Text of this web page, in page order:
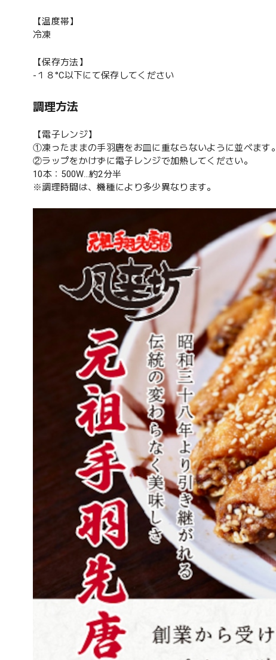
【温度帯】
冷凍
【保存方法】
-１８°C以下にて保存してください
調理方法
【電子レンジ】
①凍ったままの手羽唐をお皿に重ならないように並べます。
②ラップをかけずに電子レンジで加熱してください。
10本：500W…約2分半
※調理時間は、機種により多少異なります。